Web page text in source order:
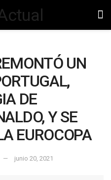
UN
DE
Y SE
EUROCOPA
junio 20, 2021